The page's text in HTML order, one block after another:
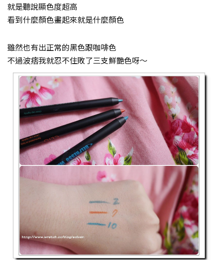
就是聽說顯色度超高
看到什麼顏色畫起來就是什麼顏色
雖然也有出正常的黑色跟咖啡色
不過波痞我就忍不住敗了三支鮮艷色呀～